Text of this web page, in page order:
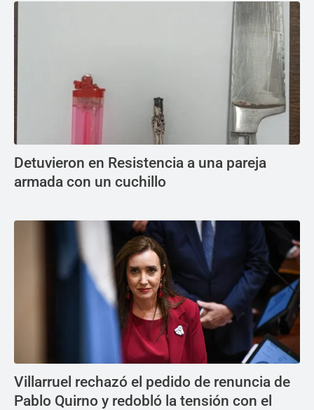
Detuvieron en Resistencia a una pareja
armada con un cuchillo
Villarruel rechazó el pedido de renuncia de
Pablo Quirno y redobló la tensión con el